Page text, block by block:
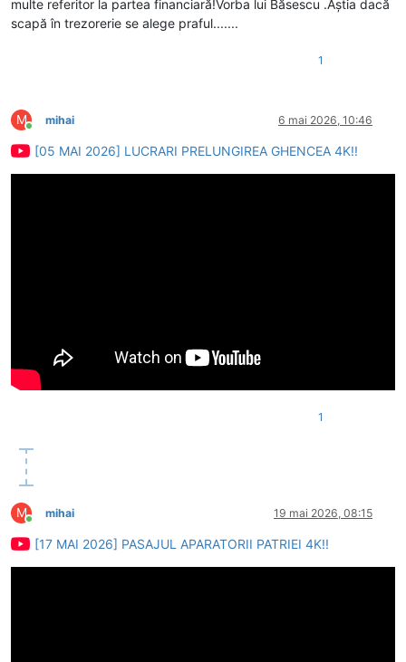
multe referitor la partea financiară!Vorba lui Băsescu .Ăștia dacă
scapă în trezorerie se alege praful.......
1
M
Conectat
mihai 6 mai 2026, 10:46
[05 MAI 2026] LUCRARI PRELUNGIREA GHENCEA 4K!!
1
M
Conectat
mihai 19 mai 2026, 08:15
[17 MAI 2026] PASAJUL APARATORII PATRIEI 4K!!